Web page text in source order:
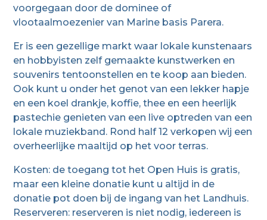
voorgegaan door de dominee of
vlootaalmoezenier van Marine basis Parera.
Er is een gezellige markt waar lokale kunstenaars
en hobbyisten zelf gemaakte kunstwerken en
souvenirs tentoonstellen en te koop aan bieden.
Ook kunt u onder het genot van een lekker hapje
en een koel drankje, koffie, thee en een heerlijk
pastechie genieten van een live optreden van een
lokale muziekband. Rond half 12 verkopen wij een
overheerlijke maaltijd op het voor terras.
Kosten: de toegang tot het Open Huis is gratis,
maar een kleine donatie kunt u altijd in de
donatie pot doen bij de ingang van het Landhuis.
Reserveren: reserveren is niet nodig, iedereen is